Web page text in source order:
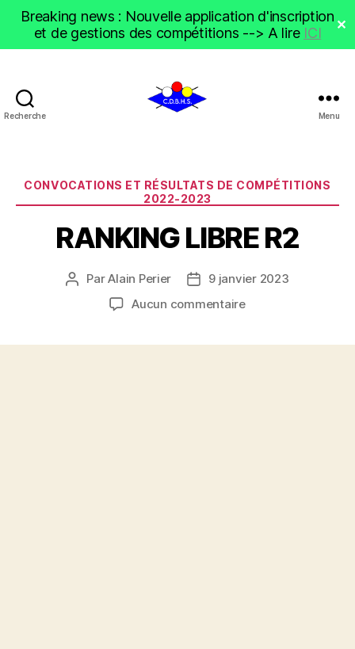
Breaking news : Nouvelle application d'inscription
et de gestions des compétitions --> A lire ICI ✕
Recherche Menu
Catégories
CONVOCATIONS ET RÉSULTATS DE COMPÉTITIONS
2022-2023
RANKING LIBRE R2
Auteur
ParAlain Perier
Date9 janvier 2023
Aucun commentairesur